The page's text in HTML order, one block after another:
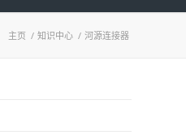
主页 / 知识中心 / 河源连接器